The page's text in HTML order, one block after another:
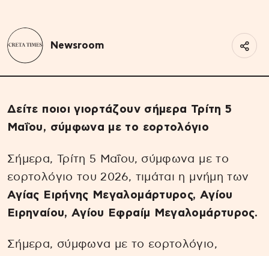
Newsroom
Δείτε ποιοι γιορτάζουν σήμερα Τρίτη 5
Μαΐου, σύμφωνα με το εορτολόγιο
Σήμερα, Τρίτη 5 Μαΐου, σύμφωνα με το
εορτολόγιο του 2026, τιμάται η μνήμη των
Αγίας Ειρήνης Μεγαλομάρτυρος, Αγίου
Ειρηναίου, Αγίου Εφραίμ Μεγαλομάρτυρος.
Σήμερα, σύμφωνα με το εορτολόγιο,